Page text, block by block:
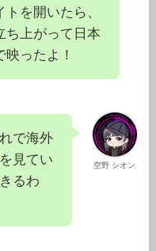
を開いたら、
ち上がって日本
ったよ！
空野 シオン
で海外
見てい
るわ